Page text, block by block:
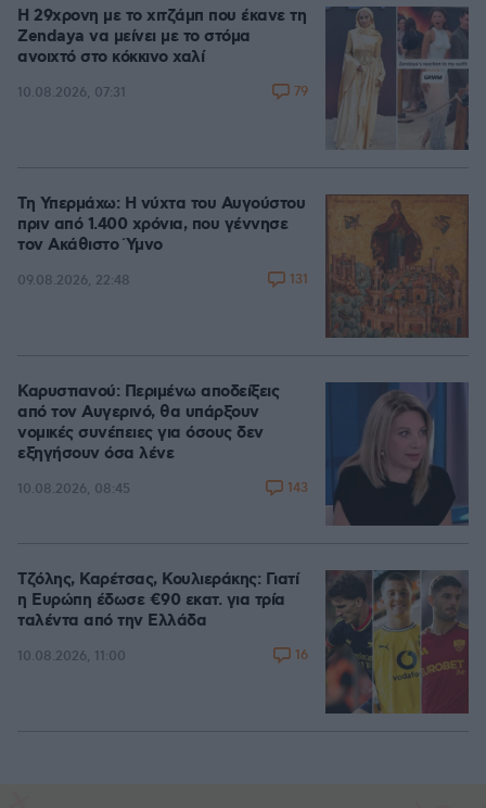
Η 29χρονη με το χιτζάμπ που έκανε τη
Zendaya να μείνει με το στόμα
ανοιχτό στο κόκκινο χαλί
10.08.2026, 07:31 79
Τη Υπερμάχω: Η νύχτα του Αυγούστου
πριν από 1.400 χρόνια, που γέννησε
τον Ακάθιστο Ύμνο
09.08.2026, 22:48 131
Καρυστιανού: Περιμένω αποδείξεις
από τον Αυγερινό, θα υπάρξουν
νομικές συνέπειες για όσους δεν
εξηγήσουν όσα λένε
10.08.2026, 08:45 143
Τζόλης, Καρέτσας, Κουλιεράκης: Γιατί
η Ευρώπη έδωσε €90 εκατ. για τρία
ταλέντα από την Ελλάδα
10.08.2026, 11:00 16